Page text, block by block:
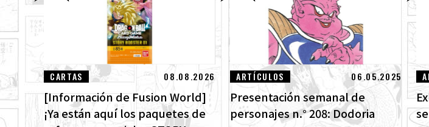
CARTAS 08.08.2026
[Información de Fusion World]
¡Ya están aquí los paquetes de
ARTÍCULOS 06.05.2025
Presentación semanal de
personajes n.° 208: Dodoria